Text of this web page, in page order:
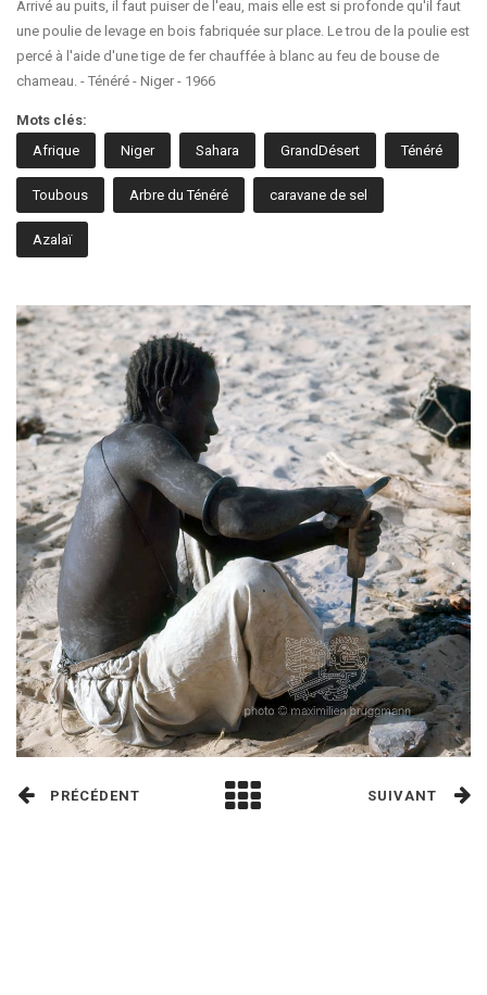
Arrivé au puits, il faut puiser de l'eau, mais elle est si profonde qu'il faut
une poulie de levage en bois fabriquée sur place. Le trou de la poulie est
percé à l'aide d'une tige de fer chauffée à blanc au feu de bouse de
chameau. - Ténéré - Niger - 1966
Mots clés:
Afrique
Niger Sahara GrandDésert Ténéré
Toubous Arbre du Ténéré caravane de sel
Azalaï
PRÉCÉDENT SUIVANT